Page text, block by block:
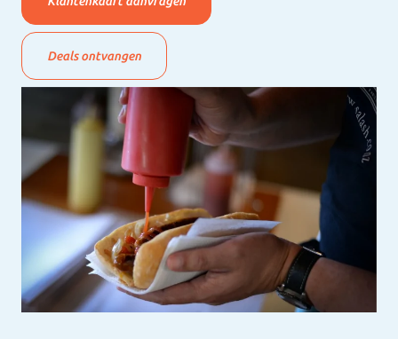
Deals ontvangen